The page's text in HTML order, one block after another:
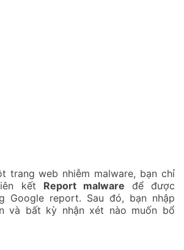
trang web nhiễm malware, bạn chỉ
kết Report malware để được
Google report. Sau đó, bạn nhập
và bất kỳ nhận xét nào muốn bổ